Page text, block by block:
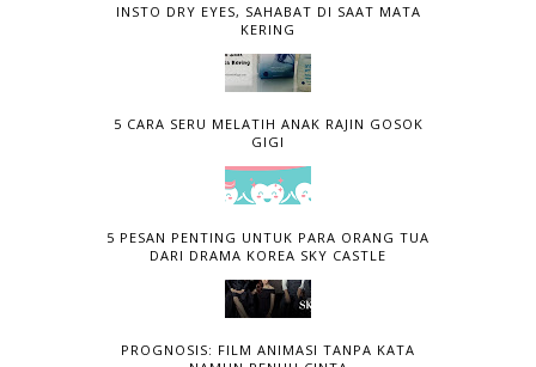
INSTO DRY EYES, SAHABAT DI SAAT MATA
KERING
5 CARA SERU MELATIH ANAK RAJIN GOSOK
GIGI
5 PESAN PENTING UNTUK PARA ORANG TUA
DARI DRAMA KOREA SKY CASTLE
PROGNOSIS: FILM ANIMASI TANPA KATA